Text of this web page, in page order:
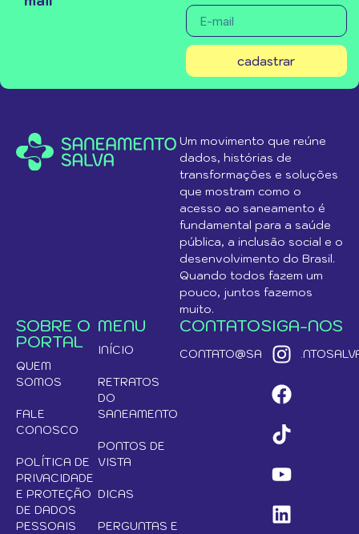
cadastrar
Um movimento que reúne
dados, histórias de
transformações e soluções
que mostram como o
acesso ao saneamento é
fundamental para a saúde
pública, a inclusão social e o
desenvolvimento do Brasil.
Quando todos fazem um
pouco, juntos fazemos
muito.
SOBRE O
PORTAL
QUEM
SOMOS
FALE
CONOSCO
POLÍTICA DE
PRIVACIDADE
E PROTEÇÃO
DE DADOS
PESSOAIS
MENU
INÍCIO
RETRATOS
DO
SANEAMENTO
PONTOS DE
VISTA
DICAS
PERGUNTAS E
CONTATOSIGA-NOS